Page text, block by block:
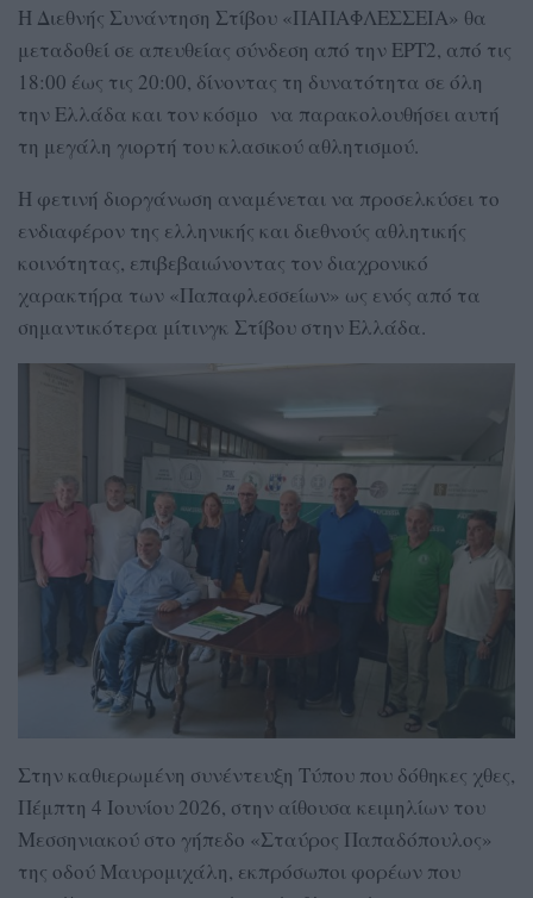
Η Διεθνής Συνάντηση Στίβου «ΠΑΠΑΦΛΕΣΣΕΙΑ» θα
μεταδοθεί σε απευθείας σύνδεση από την ΕΡΤ2, από τις
18:00 έως τις 20:00, δίνοντας τη δυνατότητα σε όλη
την Ελλάδα και τον κόσμο να παρακολουθήσει αυτή
τη μεγάλη γιορτή του κλασικού αθλητισμού.
Η φετινή διοργάνωση αναμένεται να προσελκύσει το
ενδιαφέρον της ελληνικής και διεθνούς αθλητικής
κοινότητας, επιβεβαιώνοντας τον διαχρονικό
χαρακτήρα των «Παπαφλεσσείων» ως ενός από τα
σημαντικότερα μίτινγκ Στίβου στην Ελλάδα.
Στην καθιερωμένη συνέντευξη Τύπου που δόθηκες χθες,
Πέμπτη 4 Ιουνίου 2026, στην αίθουσα κειμηλίων του
Μεσσηνιακού στο γήπεδο «Σταύρος Παπαδόπουλος»
της οδού Μαυρομιχάλη, εκπρόσωποι φορέων που